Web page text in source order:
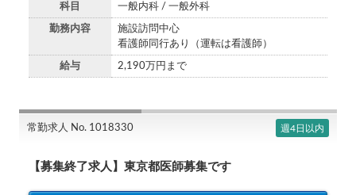
科目 一般内科 / 一般外科
勤務内容
施設訪問中心
看護師同行あり（運転は看護師）
給与 2,190万円まで
常勤求人 No. 1018330 週4日以内
【募集終了求人】東京都医師募集です